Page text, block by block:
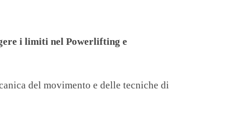
i limiti nel Powerlifting e
del movimento e delle tecniche di